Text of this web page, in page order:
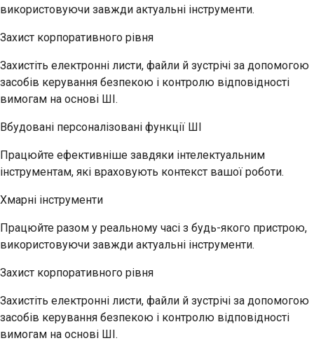
використовуючи завжди актуальні інструменти.
Захист корпоративного рівня
Захистіть електронні листи, файли й зустрічі за допомогою
засобів керування безпекою і контролю відповідності
вимогам на основі ШІ.
Вбудовані персоналізовані функції ШІ
Працюйте ефективніше завдяки інтелектуальним
інструментам, які враховують контекст вашої роботи.
Хмарні інструменти
Працюйте разом у реальному часі з будь-якого пристрою,
використовуючи завжди актуальні інструменти.
Захист корпоративного рівня
Захистіть електронні листи, файли й зустрічі за допомогою
засобів керування безпекою і контролю відповідності
вимогам на основі ШІ.